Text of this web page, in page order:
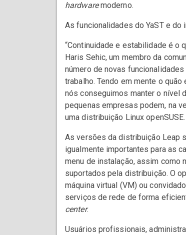
hardwaremoderno.
As funcionalidades do YaST e
“Continuidade e estabilidade é o
Haris Sehic, um membro da
número de novas
trabalho. Tendo em mente o
nós conseguimos manter o nível
pequenas empresas podem, na
uma distribuição Linux
As versões da distribuição Leap
igualmente importantes para as
menu de instalação, assim
suportados pela distribuição. O
máquina virtual (VM) ou
serviços de rede de forma
center.
Usuários profissionais,